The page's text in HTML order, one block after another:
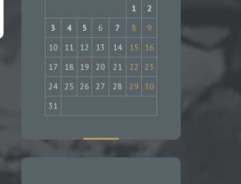
1
2
3
4 5 6 7 8
9
10
11 12 13 14 15
16
17
18 19 20 21 22
23
24
25 26 27 28 29
30
31